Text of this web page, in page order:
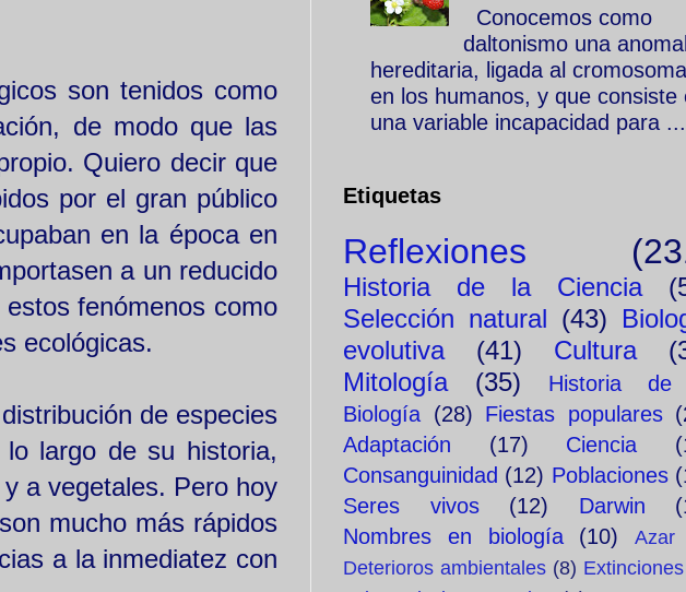
son tenidos como
de modo que las
Quiero decir que
por el gran público
en la época en
a un reducido
fenómenos como
ecológicas.
de especies
largo de su historia,
a vegetales. Pero hoy
mucho más rápidos
a la inmediatez con
Conocemos como
daltonismo una
hereditaria, ligada al
en los humanos, y que consiste
una variable incapacidad para ...
Etiquetas
Reflexiones
Historia de la Ciencia
Selección natural (43)
evolutiva
(41) Cultura
Mitología
(35)
Historia
Biología (28) Fiestas populares
Adaptación
(17) Ciencia
Consanguinidad (12) Poblaciones
Seres vivos
(12) Darwin
Nombres en biología
(10)
Azar
Deterioros ambientales (8) Extinciones